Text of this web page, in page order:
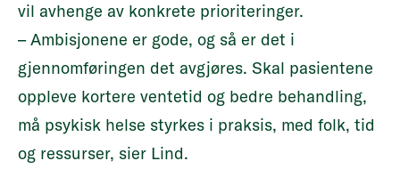
vil avhenge av konkrete prioriteringer.
– Ambisjonene er gode, og så er det i
gjennomføringen det avgjøres. Skal pasientene
oppleve kortere ventetid og bedre behandling,
må psykisk helse styrkes i praksis, med folk, tid
og ressurser, sier Lind.